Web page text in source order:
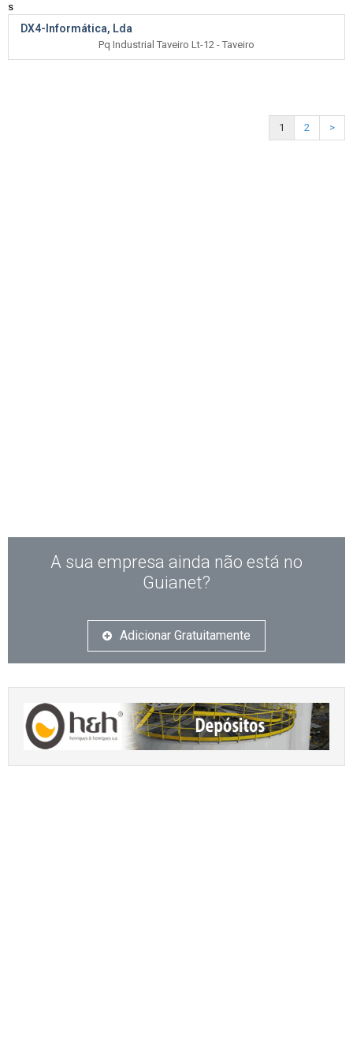
s
DX4-Informática, Lda
Pq Industrial Taveiro Lt-12 - Taveiro
1 2 >
A sua empresa ainda não está no
Guianet?
Adicionar Gratuitamente